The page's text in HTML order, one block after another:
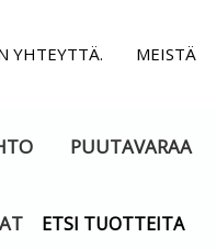
YHTEYTTÄ. MEISTÄ
PUUTAVARAA
ETSI TUOTTEITA